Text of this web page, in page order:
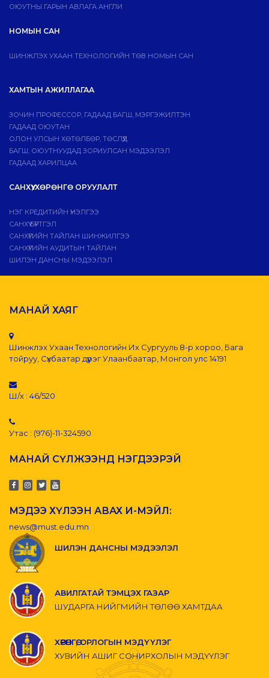
ОЮУТНЫ ГАРЫН АВЛАГА АНГЛИ
НОМЫН САН
ШИНЖЛЭХ УХААН ТЕХНОЛОГИЙН ТӨВ НОМЫН САН
ХАМТЫН АЖИЛЛАГАА
ЗОЧИН ПРОФЕССОР, ГАДААД БАГШ, МЭРГЭЖИЛТЭН
ГАДААД ОЮУТАН
ОЛОН УЛСЫН ХӨТӨЛБӨР, ТӨСЛҮҮД
БАГШ, ОЮУТНУУДАД ЗОРИУЛСАН МЭДЭЭЛЭЛ
ГАДААД ХАРИЛЦАА
САНХҮҮ, ХӨРӨНГӨ ОРУУЛАЛТ
НЭГ КРЕДИТИЙН ҮНЭЛГЭЭ
САНХҮҮ БҮРТГЭЛ
САНХҮҮГИЙН ТАЙЛАН ШИНЖИЛГЭЭ
САНХҮҮГИЙН АУДИТЫН ТАЙЛАН
ШИЛЭН ДАНСНЫ МЭДЭЭЛЭЛ
МАНАЙ ХАЯГ
Шинжлэх Ухаан Технологийн Их Сургууль 8-р хороо, Бага
тойруу, Сүхбаатар дүүрэг Улаанбаатар, Монгол улс 14191
Ш/х : 46/520
Утас : (976)-11-324590
МАНАЙ СҮЛЖЭЭНД НЭГДЭЭРЭЙ
МЭДЭЭ ХҮЛЭЭН АВАХ И-МЭЙЛ:
news@must.edu.mn
ШИЛЭН ДАНСНЫ МЭДЭЭЛЭЛ
АВИЛГАТАЙ ТЭМЦЭХ ГАЗАР
ШУДАРГА НИЙГМИЙН ТӨЛӨӨ ХАМТДАА
ХӨРӨНГӨ, ОРЛОГЫН МЭДҮҮЛЭГ
ХУВИЙН АШИГ СОНИРХОЛЫН МЭДҮҮЛЭГ